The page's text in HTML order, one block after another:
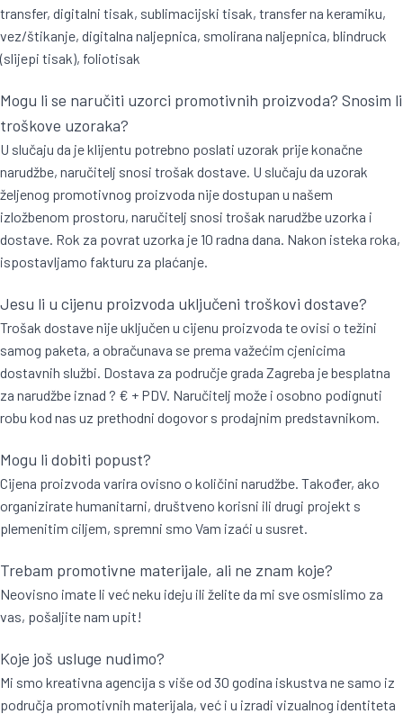
transfer, digitalni tisak, sublimacijski tisak, transfer na keramiku,
vez/štikanje, digitalna naljepnica, smolirana naljepnica, blindruck
(slijepi tisak), foliotisak
Mogu li se naručiti uzorci promotivnih proizvoda? Snosim li
troškove uzoraka?
U slučaju da je klijentu potrebno poslati uzorak prije konačne
narudžbe, naručitelj snosi trošak dostave. U slučaju da uzorak
željenog promotivnog proizvoda nije dostupan u našem
izložbenom prostoru, naručitelj snosi trošak narudžbe uzorka i
dostave. Rok za povrat uzorka je 10 radna dana. Nakon isteka roka,
ispostavljamo fakturu za plaćanje.
Jesu li u cijenu proizvoda uključeni troškovi dostave?
Trošak dostave nije uključen u cijenu proizvoda te ovisi o težini
samog paketa, a obračunava se prema važećim cjenicima
dostavnih službi. Dostava za područje grada Zagreba je besplatna
za narudžbe iznad ? € + PDV. Naručitelj može i osobno podignuti
robu kod nas uz prethodni dogovor s prodajnim predstavnikom.
Mogu li dobiti popust?
Cijena proizvoda varira ovisno o količini narudžbe. Također, ako
organizirate humanitarni, društveno korisni ili drugi projekt s
plemenitim ciljem, spremni smo Vam izaći u susret.
Trebam promotivne materijale, ali ne znam koje?
Neovisno imate li već neku ideju ili želite da mi sve osmislimo za
vas, pošaljite nam upit!
Koje još usluge nudimo?
Mi smo kreativna agencija s više od 30 godina iskustva ne samo iz
područja promotivnih materijala, već i u izradi vizualnog identiteta